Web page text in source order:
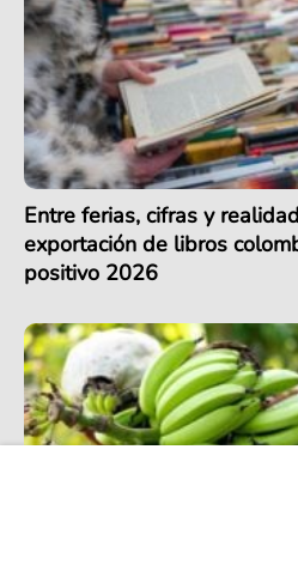
Entre ferias, cifras y
exportación de libros
positivo 2026